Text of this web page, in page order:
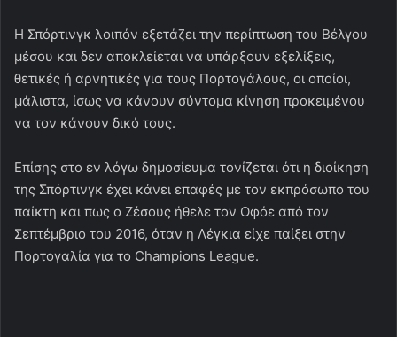
Η Σπόρτινγκ λοιπόν εξετάζει την περίπτωση του Βέλγου
μέσου και δεν αποκλείεται να υπάρξουν εξελίξεις,
θετικές ή αρνητικές για τους Πορτογάλους, οι οποίοι,
μάλιστα, ίσως να κάνουν σύντομα κίνηση προκειμένου
να τον κάνουν δικό τους.
Επίσης στο εν λόγω δημοσίευμα τονίζεται ότι η διοίκηση
της Σπόρτινγκ έχει κάνει επαφές με τον εκπρόσωπο του
παίκτη και πως ο Ζέσους ήθελε τον Οφόε από τον
Σεπτέμβριο του 2016, όταν η Λέγκια είχε παίξει στην
Πορτογαλία για το Champions League.